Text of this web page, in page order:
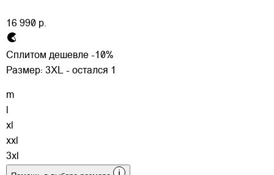
16 990 р.
Сплитом дешевле -10%
Размер: 3XL - остался 1
m
l
xl
xxl
3xl